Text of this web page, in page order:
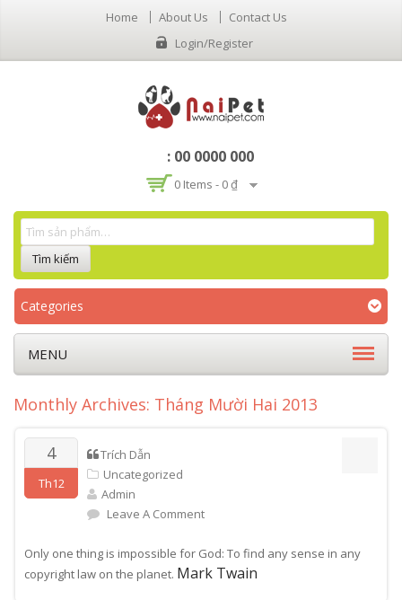
Home About Us
Contact Us
Login/Register
: 00 0000 000
0 Items - 0 ₫
Categories
MENU
Monthly Archives: Tháng Mười Hai 2013
4
Th12
Trích Dẫn
Uncategorized
Admin
Leave A Comment
Only one thing is impossible for God: To find any sense in any
copyright law on the planet. Mark Twain